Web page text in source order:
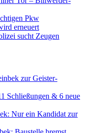
Pkw
erneuert
sucht Zeugen
zur Geister-
Schließungen & 6 neue
Nur ein Kandidat zur